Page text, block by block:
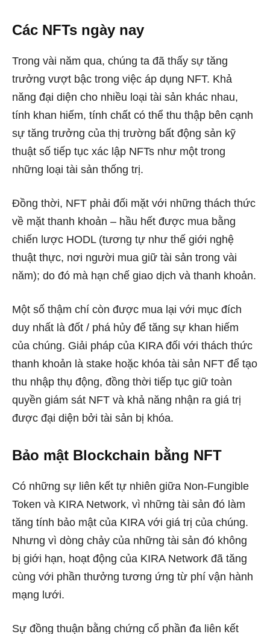
Các NFTs ngày nay
Trong vài năm qua, chúng ta đã thấy sự tăng
trưởng vượt bậc trong việc áp dụng NFT. Khả
năng đại diện cho nhiều loại tài sản khác nhau,
tính khan hiếm, tính chất có thể thu thập bên cạnh
sự tăng trưởng của thị trường bất động sản kỹ
thuật số tiếp tục xác lập NFTs như một trong
những loại tài sản thống trị.
Đồng thời, NFT phải đối mặt với những thách thức
về mặt thanh khoản – hầu hết được mua bằng
chiến lược HODL (tương tự như thế giới nghệ
thuật thực, nơi người mua giữ tài sản trong vài
năm); do đó mà hạn chế giao dịch và thanh khoản.
Một số thậm chí còn được mua lại với mục đích
duy nhất là đốt / phá hủy để tăng sự khan hiếm
của chúng. Giải pháp của KIRA đối với thách thức
thanh khoản là stake hoặc khóa tài sản NFT để tạo
thu nhập thụ động, đồng thời tiếp tục giữ toàn
quyền giám sát NFT và khả năng nhận ra giá trị
được đại diện bởi tài sản bị khóa.
Bảo mật Blockchain bằng NFT
Có những sự liên kết tự nhiên giữa Non-Fungible
Token và KIRA Network, vì những tài sản đó làm
tăng tính bảo mật của KIRA với giá trị của chúng.
Nhưng vì dòng chảy của những tài sản đó không
bị giới hạn, hoạt động của KIRA Network đã tăng
cùng với phần thưởng tương ứng từ phí vận hành
mạng lưới.
Sự đồng thuận bằng chứng cổ phần đa liên kết